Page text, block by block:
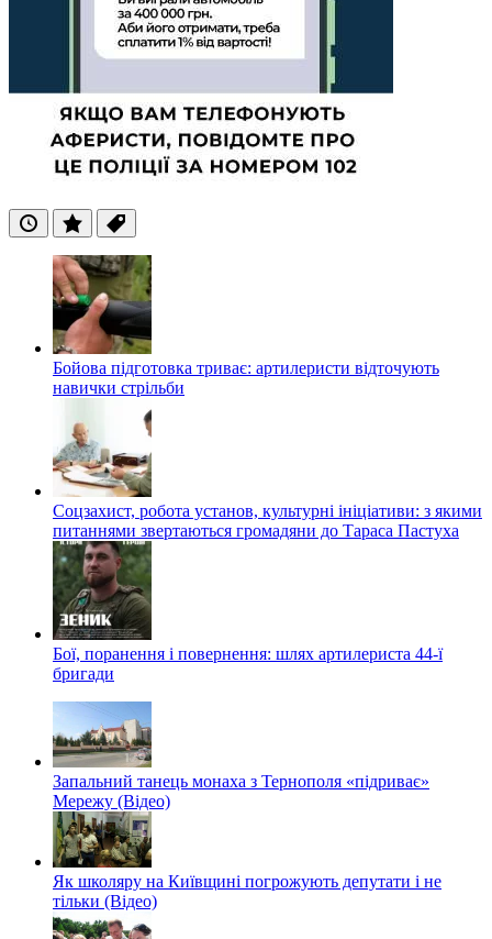
ОстанніПопулярні
Теги
Бойова підготовка триває: артилеристи відточують
навички стрільби
Соцзахист, робота установ, культурні ініціативи: з якими
питаннями звертаються громадяни до Тараса Пастуха
Бої, поранення і повернення: шлях артилериста 44-ї
бригади
Запальний танець монаха з Тернополя «підриває»
Мережу (Відео)
Як школяру на Київщині погрожують депутати і не
тільки (Відео)